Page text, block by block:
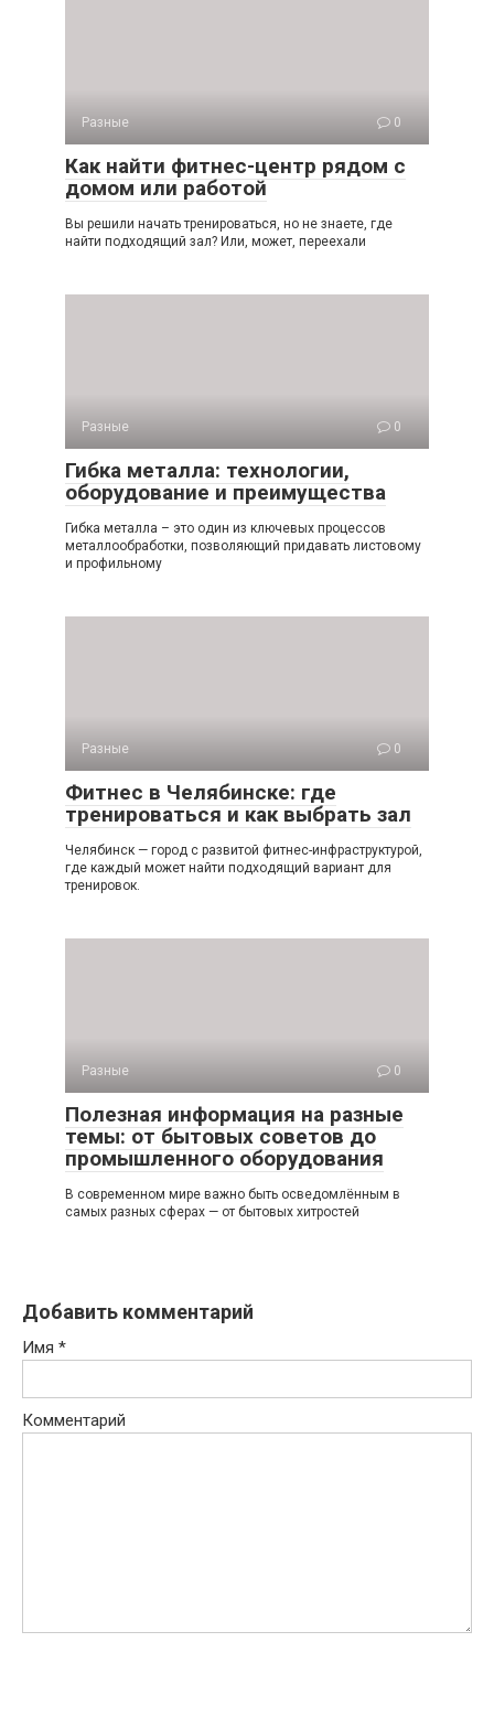
Разные 0
Как найти фитнес-центр рядом с
домом или работой
Вы решили начать тренироваться, но не знаете, где
найти подходящий зал? Или, может, переехали
Разные 0
Гибка металла: технологии,
оборудование и преимущества
Гибка металла – это один из ключевых процессов
металлообработки, позволяющий придавать листовому
и профильному
Разные 0
Фитнес в Челябинске: где
тренироваться и как выбрать зал
Челябинск — город с развитой фитнес-инфраструктурой,
где каждый может найти подходящий вариант для
тренировок.
Разные 0
Полезная информация на разные
темы: от бытовых советов до
промышленного оборудования
В современном мире важно быть осведомлённым в
самых разных сферах — от бытовых хитростей
Добавить комментарий
Имя *
Комментарий